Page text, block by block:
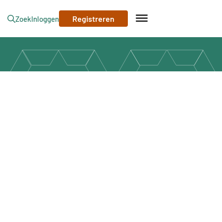
ZoekInloggen Registreren